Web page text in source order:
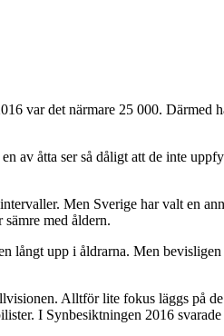
var det närmare 25 000. Därmed
av åtta ser så dåligt att de inte
Men Sverige har valt en
med åldern.
upp i åldrarna. Men
Alltför lite fokus läggs på
I Synbesiktningen 2016